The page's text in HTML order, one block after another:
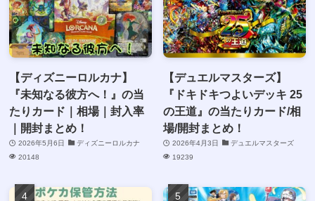
【ディズニーロルカナ】
『未知なる彼方へ！』の当
たりカード｜相場｜封入率
｜開封まとめ！
2026年5月6日
ディズニーロルカナ
20148
【デュエルマスターズ】
『ドキドキつよいデッキ 25
の王道』の当たりカード/相
場/開封まとめ！
2026年4月3日
デュエルマスターズ
19239